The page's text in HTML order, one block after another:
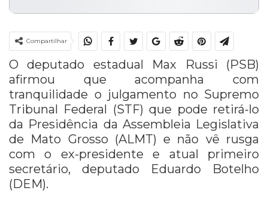
Compartilhar
O deputado estadual Max Russi (PSB)
afirmou que acompanha com
tranquilidade o julgamento no Supremo
Tribunal Federal (STF) que pode retirá-lo
da Presidência da Assembleia Legislativa
de Mato Grosso (ALMT) e não vê rusga
com o ex-presidente e atual primeiro
secretário, deputado Eduardo Botelho
(DEM).